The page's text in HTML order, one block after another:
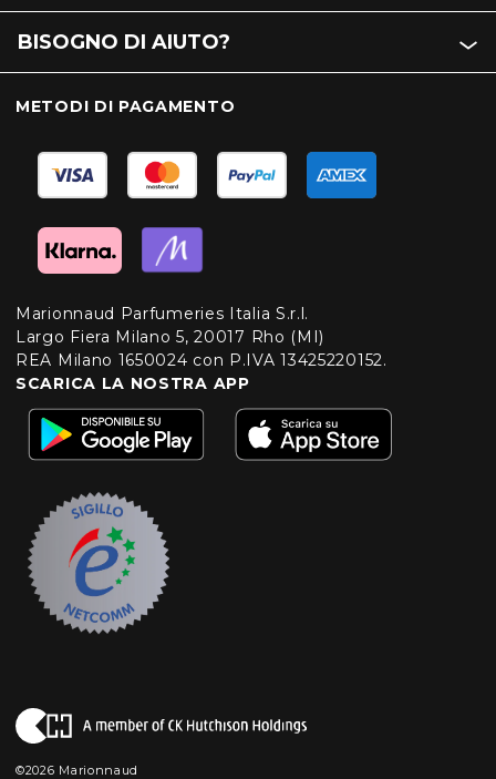
BISOGNO DI AIUTO?
METODI DI PAGAMENTO
Marionnaud Parfumeries Italia S.r.l.
Largo Fiera Milano 5, 20017 Rho (MI)
REA Milano 1650024 con P.IVA 13425220152.
SCARICA LA NOSTRA APP
©2026 Marionnaud